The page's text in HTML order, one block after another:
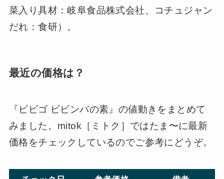
菜入り具材：岐阜食品株式会社、コチュジャン
だれ：食研）。
最近の価格は？
『ビビゴ ビビンバの素』の値動きをまとめて
みました。mitok［ミトク］ではたま〜に最新
価格をチェックしているのでご参考にどうぞ。